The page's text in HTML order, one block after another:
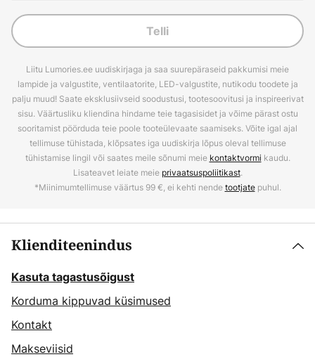
Telli
Liitu Lumories.ee uudiskirjaga ja saa suurepäraseid pakkumisi meie
lampide ja valgustite, ventilaatorite, LED-valgustite, nutikodu toodete ja
palju muud! Saate eksklusiivseid soodustusi, tootesoovitusi ja inspireerivat
sisu. Väärtusliku kliendina hindame teie tagasisidet ja võime pärast ostu
sooritamist pöörduda teie poole tooteülevaate saamiseks. Võite igal ajal
tellimuse tühistada, klõpsates iga uudiskirja lõpus oleval tellimuse
tühistamise lingil või saates meile sõnumi meie kontaktvormi kaudu.
Lisateavet leiate meie privaatsuspoliitikast.
*Miinimumtellimuse väärtus 99 €, ei kehti nendetootjatepuhul.
Klienditeenindus
Kasuta tagastusõigust
Korduma kippuvad küsimused
Kontakt
Makseviisid